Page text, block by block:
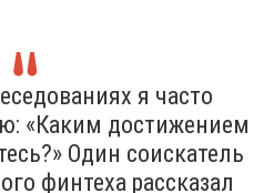
я часто
«Каким достижением
Один соискатель
финтеха рассказал